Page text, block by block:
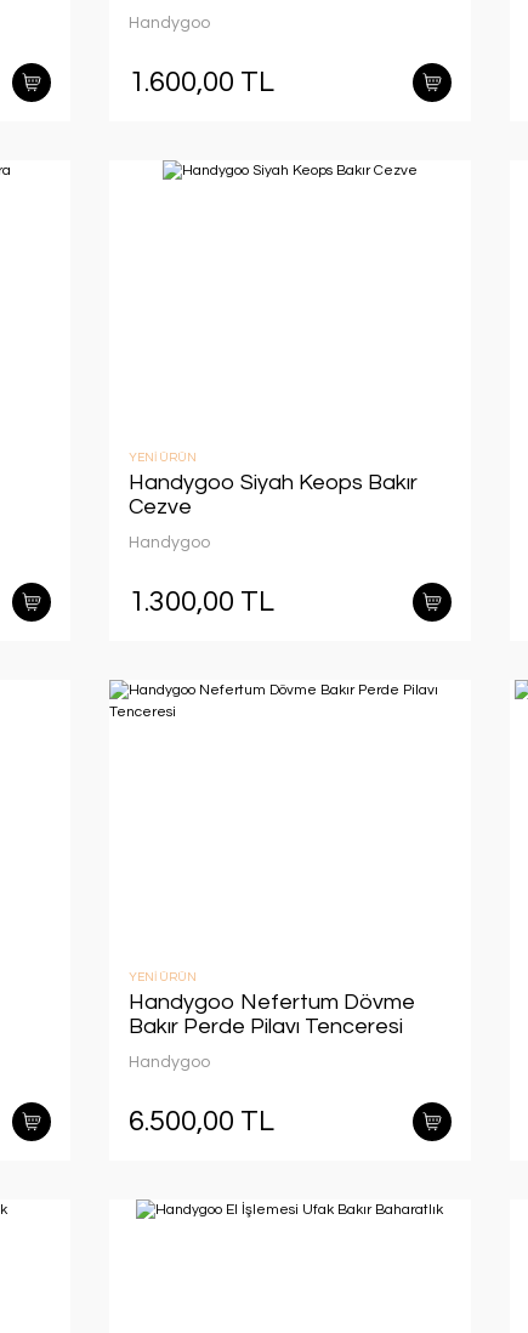
Handygoo
1.600,00 TL
YENİ ÜRÜN
Handygoo Siyah Keops Bakır
Cezve
Handygoo
1.300,00 TL
YENİ ÜRÜN
Handygoo Nefertum Dövme
Bakır Perde Pilavı Tenceresi
Handygoo
6.500,00 TL